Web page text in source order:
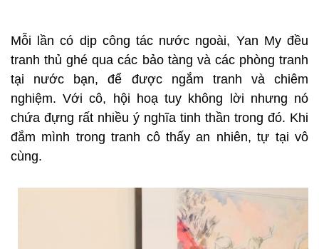
Mỗi lần có dịp công tác nước ngoài, Yan My đều
tranh thủ ghé qua các bảo tàng và các phòng tranh
tại nước bạn, để được ngắm tranh và chiêm
nghiệm. Với cô, hội hoạ tuy không lời nhưng nó
chứa đựng rất nhiều ý nghĩa tinh thần trong đó. Khi
đắm mình trong tranh cô thấy an nhiên, tự tại vô
cùng.